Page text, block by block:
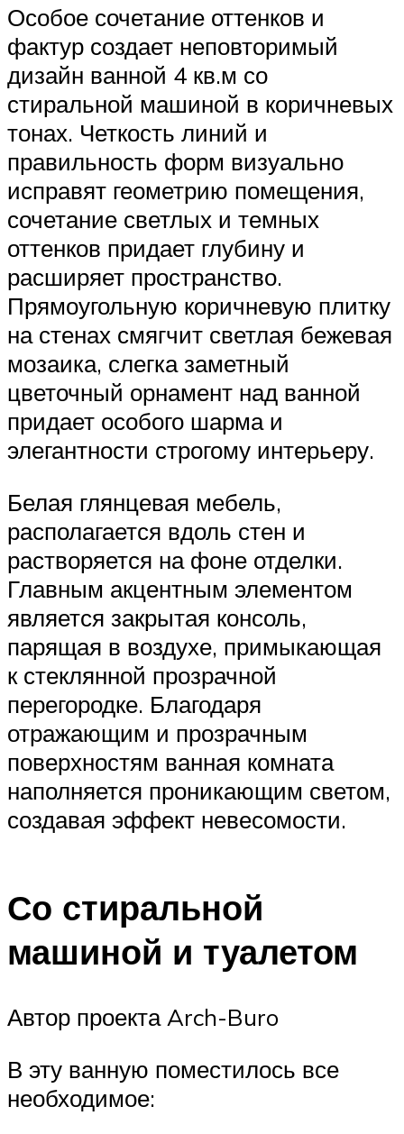
Особое сочетание оттенков и
фактур создает неповторимый
дизайн ванной 4 кв.м со
стиральной машиной в коричневых
тонах. Четкость линий и
правильность форм визуально
исправят геометрию помещения,
сочетание светлых и темных
оттенков придает глубину и
расширяет пространство.
Прямоугольную коричневую плитку
на стенах смягчит светлая бежевая
мозаика, слегка заметный
цветочный орнамент над ванной
придает особого шарма и
элегантности строгому интерьеру.
Белая глянцевая мебель,
располагается вдоль стен и
растворяется на фоне отделки.
Главным акцентным элементом
является закрытая консоль,
парящая в воздухе, примыкающая
к стеклянной прозрачной
перегородке. Благодаря
отражающим и прозрачным
поверхностям ванная комната
наполняется проникающим светом,
создавая эффект невесомости.
Со стиральной
машиной и туалетом
Автор проекта Arch-Buro
В эту ванную поместилось все
необходимое: